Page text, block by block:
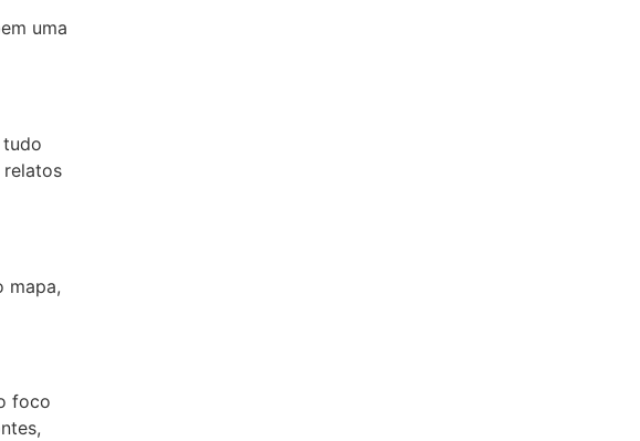
uma
relatos
mapa,
foco